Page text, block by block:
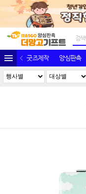
굿즈제작 양심판촉